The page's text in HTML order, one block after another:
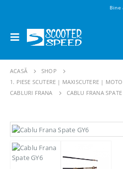
Bine
ACASĂ
SHOP
1. PIESE SCUTERE | MAXISCUTERE |
CABLURI FRANA
CABLU FRANA